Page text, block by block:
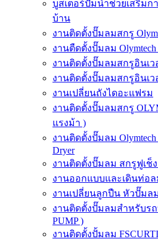
บูสเตอร์ปั๊มน้ำช่วยเสริม
บ้าน
งานติดตั้งปั๊มลมสกรู
งานตืดตั้งปั๊มลม
งานติดตั้งปั๊มลมสกรูอินเว
งานติดตั้งปั๊มลมสกรูอินเว
งานเปลี่ยนถังไดอะแฟรม
งานติดตั้งปั๊มลมสกรู
แรงม้า )
งานติดตั้งปั๊มลม
Dryer
งานติดตั้งปั๊มลม สกรูฟูเช็ง
งานออกแบบและเดินท่อ
งานเปลี่ยนลูกปืน หัวปั๊มลม
งานติดตั้งปั๊มลมสำหรับรถ
PUMP )
งานติดตั้งปั้มลม